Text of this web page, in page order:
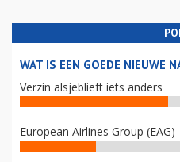
WAT IS EEN GOEDE NIEUWE
Verzin alsjeblieft iets anders
European Airlines Group (EAG)